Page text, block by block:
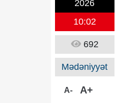
2026
10:02
692
Mədəniyyət
A- A+